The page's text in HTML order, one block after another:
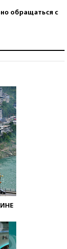
обращаться с